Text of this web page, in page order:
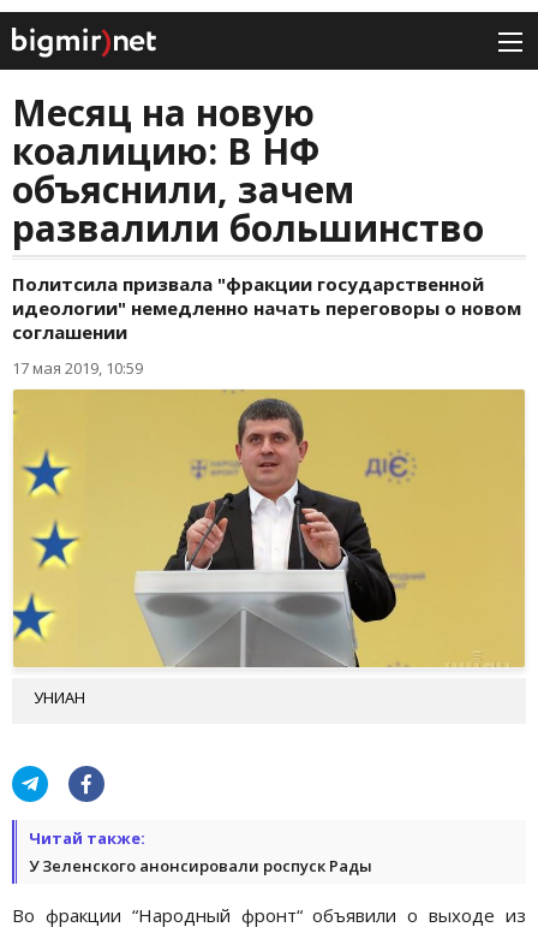
Месяц на новую
коалицию: В НФ
объяснили, зачем
развалили большинство
Политсила призвала "фракции государственной
идеологии" немедленно начать переговоры о новом
соглашении
17 мая 2019, 10:59
УНИАН
Читай также:
У Зеленского анонсировали роспуск Рады
Во фракции “Народный фронт“ объявили о выходе из